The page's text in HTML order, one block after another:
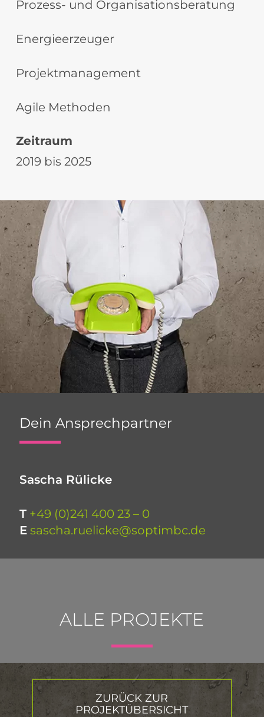
Prozess- und Organisationsberatung
Energieerzeuger
Projektmanagement
Agile Methoden
Zeitraum
2019 bis 2025
Dein Ansprechpartner
Sascha Rülicke
T +49 (0)241 400 23 – 0
E sascha.ruelicke@soptimbc.de
ALLE PROJEKTE
ZURÜCK ZUR
PROJEKTÜBERSICHT